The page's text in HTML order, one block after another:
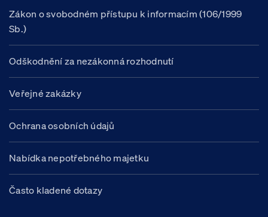
Zákon o svobodném přístupu k informacím (106/1999
Sb.)
Odškodnění za nezákonná rozhodnutí
Veřejné zakázky
Ochrana osobních údajů
Nabídka nepotřebného majetku
Často kladené dotazy